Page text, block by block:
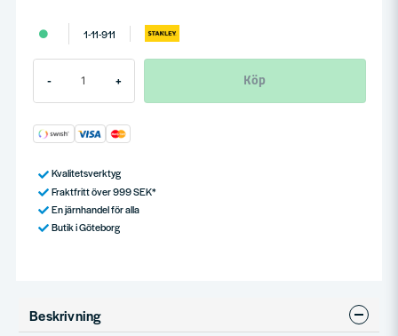
1-11-911
- + Köp
Kvalitetsverktyg
Fraktfritt över 999 SEK*
En järnhandel för alla
Butik i Göteborg
Beskrivning